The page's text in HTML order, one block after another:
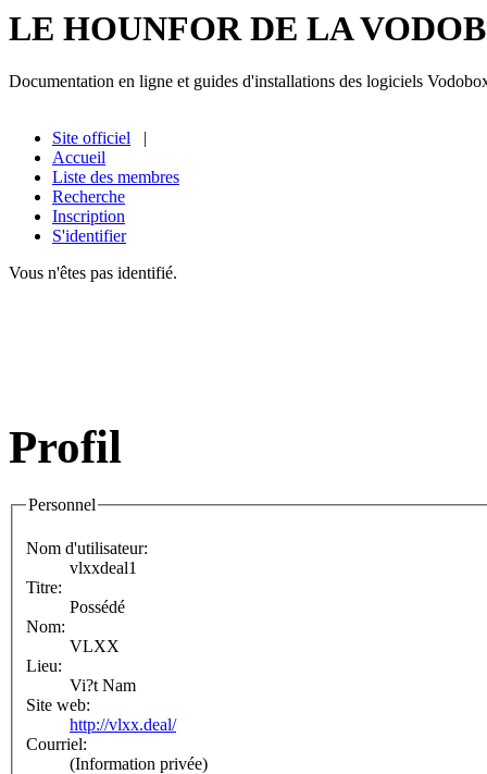
LE HOUNFOR DE LA
Documentation en ligne et guides d'installations des logiciels
Site officiel |
Accueil
Liste des membres
Recherche
Inscription
S'identifier
Vous n'êtes pas identifié.
Profil
Personnel
Nom d'utilisateur:
vlxxdeal1
Titre:
Possédé
Nom:
VLXX
Lieu:
Vi?t Nam
Site web:
http://vlxx.deal/
Courriel:
(Information privée)